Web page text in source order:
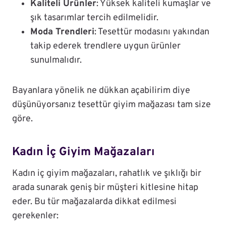
Kaliteli Ürünler: Yüksek kaliteli kumaşlar ve
şık tasarımlar tercih edilmelidir.
Moda Trendleri: Tesettür modasını yakından
takip ederek trendlere uygun ürünler
sunulmalıdır.
Bayanlara yönelik ne dükkan açabilirim diye
düşünüyorsanız tesettür giyim mağazası tam size
göre.
Kadın İç Giyim Mağazaları
Kadın iç giyim mağazaları, rahatlık ve şıklığı bir
arada sunarak geniş bir müşteri kitlesine hitap
eder. Bu tür mağazalarda dikkat edilmesi
gerekenler: